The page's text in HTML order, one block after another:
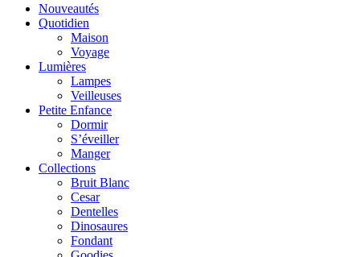
Nouveautés
Quotidien
Maison
Voyage
Lumières
Lampes
Veilleuses
Petite Enfance
Dormir
S’éveiller
Manger
Collections
Bruit Blanc
Cesar
Dentelles
Dinosaures
Fondant